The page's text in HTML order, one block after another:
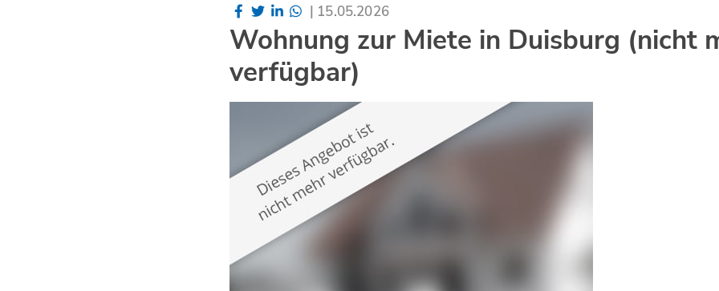
| 15.05.2026
Wohnung zur Miete in Duisburg (nicht
verfügbar)